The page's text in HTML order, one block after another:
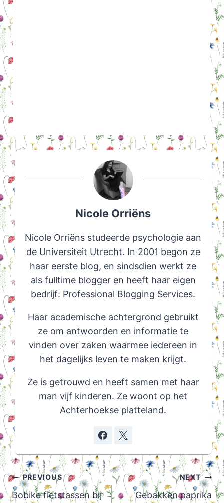
Nicole Orriëns
Nicole Orriëns studeerde psychologie aan
de Universiteit Utrecht. In 2001 begon ze
haar eerste blog, en sindsdien werkt ze
als fulltime blogger en heeft haar eigen
bedrijf: Professional Blogging Services.
Haar academische achtergrond gebruikt
ze om antwoorden en informatie te
vinden over zaken waarmee iedereen in
het dagelijks leven te maken krijgt.
Ze is getrouwd en heeft samen met haar
man vijf kinderen. Ze woont op het
Achterhoekse platteland.
Post
navigation
PREVIOUS
Bobike fietstassen bij
NEXT
Gebakken paprika